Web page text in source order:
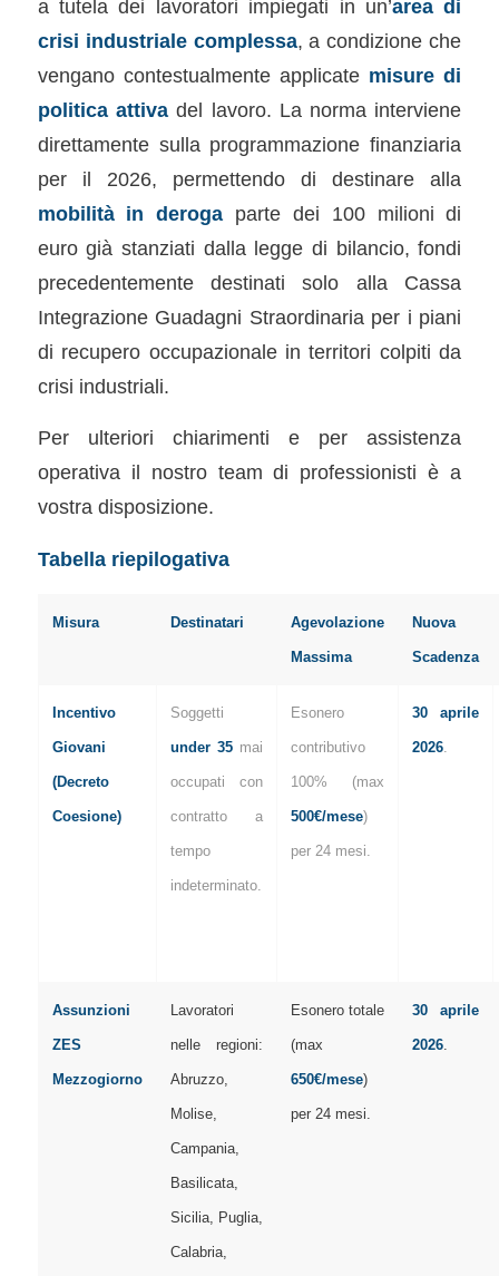
a tutela dei lavoratori impiegati in un’area di
crisi industriale complessa, a condizione che
vengano contestualmente applicate misure di
politica attivadel lavoro. La norma interviene
direttamente sulla programmazione finanziaria
per il 2026, permettendo di destinare alla
mobilità in deroga parte dei 100 milioni di
euro già stanziati dalla legge di bilancio, fondi
precedentemente destinati solo alla Cassa
Integrazione Guadagni Straordinaria per i piani
di recupero occupazionale in territori colpiti da
crisi industriali.
Per ulteriori chiarimenti e per assistenza
operativa il nostro team di professionisti è a
vostra disposizione.
Tabella riepilogativa
Misura Destinatari Agevolazione
Massima
Nuova
Scadenza
Incentivo
Giovani
(Decreto
Coesione)
Soggetti
under 35mai
occupati con
contratto a
tempo
indeterminato.
Esonero
contributivo
100% (max
500€/mese)
per 24 mesi.
30 aprile
2026.
Assunzioni
ZES
Mezzogiorno
Lavoratori
nelle regioni:
Abruzzo,
Molise,
Campania,
Basilicata,
Sicilia, Puglia,
Calabria,
Esonero totale
(max
650€/mese)
per 24 mesi.
30 aprile
2026.